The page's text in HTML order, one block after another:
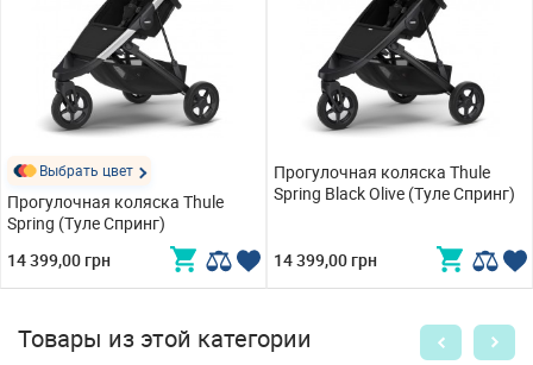
Выбрать цвет
Прогулочная коляска Thule
Spring (Туле Спринг)
14 399,00 грн
Прогулочная коляска Thule
Spring Black Olive (Туле Спринг)
14 399,00 грн
Товары из этой категории